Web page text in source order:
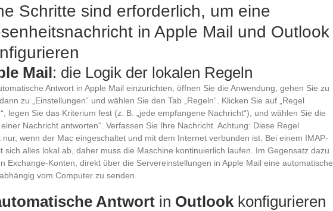
Schritte sind erforderlich, um eine
in Apple Mail und Outlook
Mail: die Logik der lokalen Regeln
Antwort in Apple Mail einzurichten, öffnen Sie die Anwendung, gehen Sie zu
dann zu „Einstellungen“ und wählen Sie den Tab „Regeln“. Klicken Sie auf „Regel
legen Sie das Kriterium fest (z. B. „jede empfangene Nachricht“), und wählen Sie die
einer Nachricht antworten“. Verfassen Sie Ihre Nachricht. Achtung: Diese Regel
nur, wenn der Mac eingeschaltet und mit dem Internet verbunden ist. Bei einem IMAP-
sich alles lokal ab, daher muss die Maschine kontinuierlich laufen. Im Gegensatz dazu
Exchange-Konten, direkt über die Servereinstellungen in Apple Mail eine automatische
vom Computer zu senden.
Antwort in Outlook konfigurieren